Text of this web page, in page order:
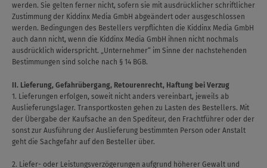
werden. Sie gelten ferner nicht, sofern sie mit ausdrücklicher schriftlicher
Zustimmung der Kiddinx Media GmbH abgeändert oder ausgeschlossen
werden. Bedingungen des Bestellers verpflichten die Kiddinx Media GmbH
auch dann nicht, wenn die Kiddinx Media GmbH ihnen nicht nochmals
ausdrücklich widerspricht. „Unternehmer“ im Sinne der nachstehenden
Bestimmungen sind solche nach § 14 BGB.
II. Lieferung, Gefahrübergang, Retourenrecht, Haftung bei Verzug
1. Lieferungen erfolgen, soweit nicht anders vereinbart, jeweils ab
Auslieferungslager. Transportkosten gehen zu Lasten des Bestellers. Mit
der Übergabe der Kaufsache an den Spediteur, den Frachtführer oder der
sonst zur Ausführung der Auslieferung bestimmten Person oder Anstalt
geht die Sachgefahr auf den Besteller über.
2. Liefer- oder Leistungsverzögerungen aufgrund höherer Gewalt und